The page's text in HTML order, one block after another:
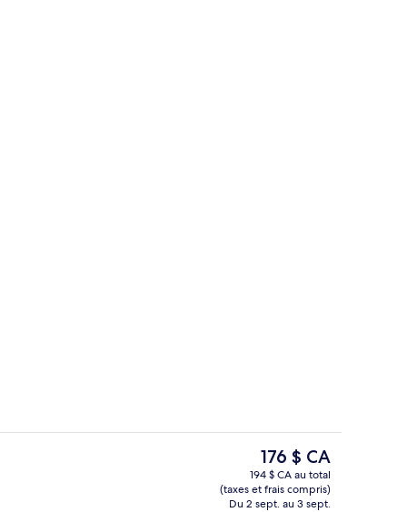
Piscine extérieure en saison,
Le
prix
actuel
est
176 $ CA
194 $ CA au total
(taxes et frais compris)
Du 2 sept. au 3 sept.